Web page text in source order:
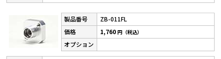
ZB-011FL
1,760円（税込）